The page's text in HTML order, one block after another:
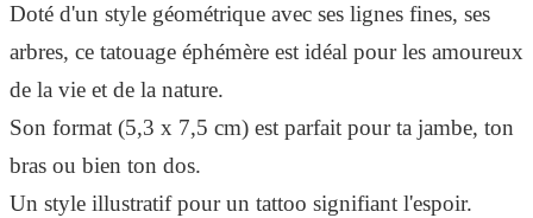
Doté d'un style géométrique avec ses lignes fines, ses
arbres, ce tatouage éphémère est idéal pour les amoureux
de la vie et de la nature.
Son format (5,3 x 7,5 cm) est parfait pour ta jambe, ton
bras ou bien ton dos.
Un style illustratif pour un tattoo signifiant l'espoir.